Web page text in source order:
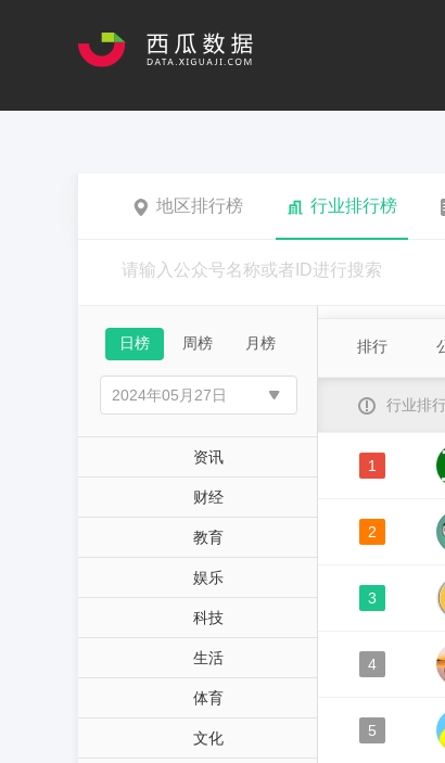
地区排行榜 行业排行榜
日榜 周榜 月榜
资讯
财经
教育
娱乐
科技
生活
体育
文化
排行
行业排
1
2
3
4
5